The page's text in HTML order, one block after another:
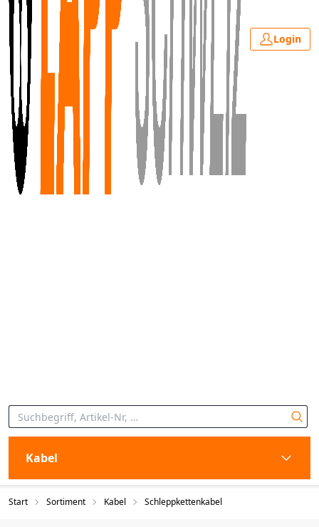
Login
Kabel
Start Sortiment Kabel Schleppkettenkabel